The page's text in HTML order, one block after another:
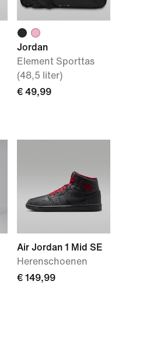
Jordan
Element Sporttas
(48,5 liter)
€ 49,99
Air Jordan 1 Mid SE
Herenschoenen
€ 149,99